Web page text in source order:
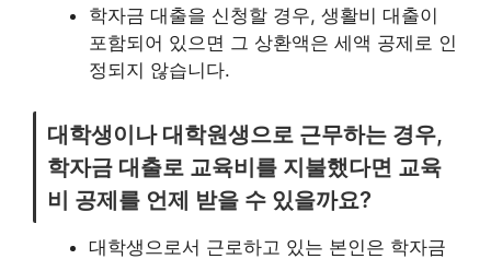
학자금 대출을 신청할 경우, 생활비 대출이
포함되어 있으면 그 상환액은 세액 공제로 인
정되지 않습니다.
대학생이나 대학원생으로 근무하는 경우,
학자금 대출로 교육비를 지불했다면 교육
비 공제를 언제 받을 수 있을까요?
대학생으로서 근로하고 있는 본인은 학자금